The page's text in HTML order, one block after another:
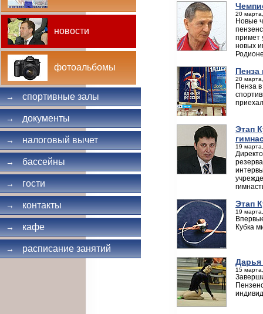
новости
фотоальбомы
→ спортивные залы
→ документы
→ налоговый вычет
→ бассейны
→ гости
→ контакты
→ кафе
→ расписание занятий
20
Новые
примет
новых
Пенза
20
Пенза
Этап
19
Этап
19
Кубка
Дарья
15